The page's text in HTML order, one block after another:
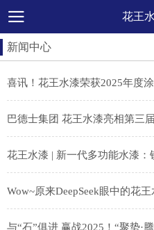
花王
新闻中心
花王水漆 | 新一代多功能水漆：
Wow~原来DeepSeek眼中的花